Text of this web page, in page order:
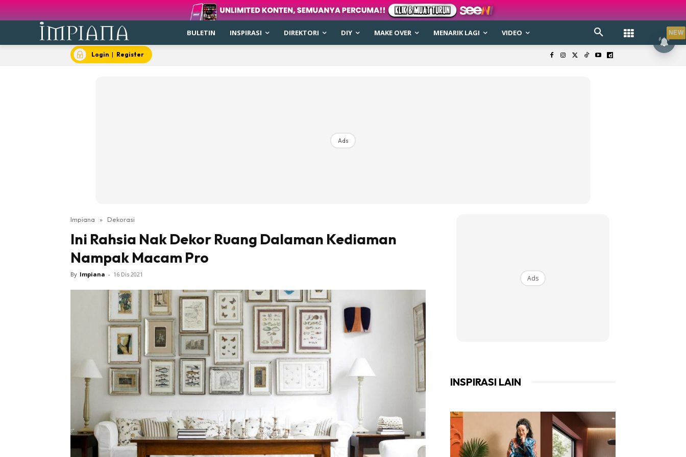
Buletin
Inspirasi
Bilik Air
Bilik Tidur
Ruang Makan
Ruang Tamu
Direktori
Landskap
DIY
Bilik Air
BULETIN INSPIRASI DIREKTORI DIY MAKE OVER MENARIK LAGI VIDEO
Login | Register
Ads
Impiana » Dekorasi
Ini Rahsia Nak Dekor Ruang Dalaman Kediaman
Nampak Macam Pro
By Impiana - 16 Dis 2021 Ads
INSPIRASI LAIN
NEW